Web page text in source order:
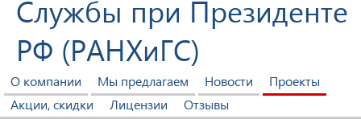
Службы при Президенте
РФ (РАНХиГС)
О компании Мы предлагаем Новости
Проекты
Акции, скидки
Лицензии Отзывы